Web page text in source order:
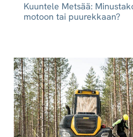
Kuuntele Metsää:
motoon tai puurekkaan?